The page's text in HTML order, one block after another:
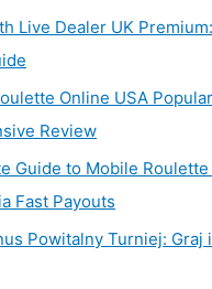
Live Dealer UK
Online USA
Review
Guide to Mobile
Fast Payouts
Powitalny Turniej: Graj i